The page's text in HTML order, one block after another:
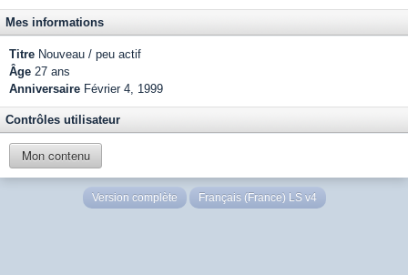
Mes informations
Titre Nouveau / peu actif
Âge 27 ans
Anniversaire Février 4, 1999
Contrôles utilisateur
Mon contenu
Version complète Français (France) LS v4